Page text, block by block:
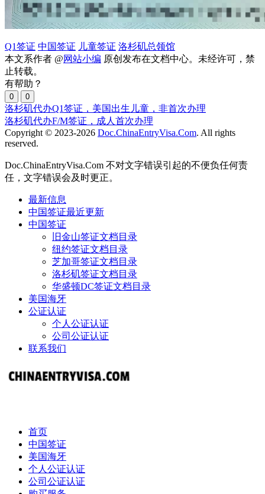
Q1签证 中国签证 儿童签证 洛杉矶总领馆
本文系作者 @网站小编 原创发布在文档中心。未经许可，禁
止转载。
有帮助？
0 0
洛杉矶代办Q1签证，美国出生儿童，非首次办理
洛杉矶代办F/M签证，成人首次办理
Copyright © 2023-2026 Doc.ChinaEntryVisa.Com. All rights
reserved.
Doc.ChinaEntryVisa.Com 不对文字错误引起的不便负任何责
任，文字错误会及时更正。
最新信息
中国签证最近更新
中国签证
旧金山签证文档目录
纽约签证文档目录
芝加哥签证文档目录
洛杉矶签证文档目录
华盛顿DC签证文档目录
美国海牙
公证认证
个人公证认证
公司公证认证
联系我们
首页
中国签证
美国海牙
个人公证认证
公司公证认证